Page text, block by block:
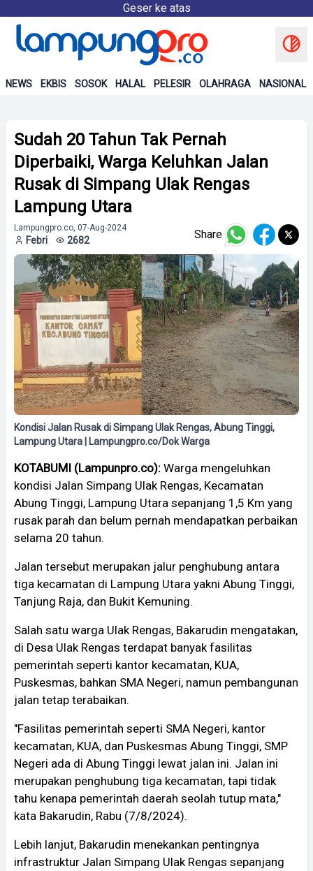
Geser ke atas
NEWS EKBIS SOSOK HALAL PELESIR OLAHRAGA NASIONAL
Sudah 20 Tahun Tak Pernah
Diperbaiki, Warga Keluhkan Jalan
Rusak di Simpang Ulak Rengas
Lampung Utara
Lampungpro.co, 07-Aug-2024
Febri 2682 Share
Kondisi Jalan Rusak di Simpang Ulak Rengas, Abung Tinggi,
Lampung Utara | Lampungpro.co/Dok Warga
KOTABUMI (Lampunpro.co): Warga mengeluhkan
kondisi Jalan Simpang Ulak Rengas, Kecamatan
Abung Tinggi, Lampung Utara sepanjang 1,5 Km yang
rusak parah dan belum pernah mendapatkan perbaikan
selama 20 tahun.
Jalan tersebut merupakan jalur penghubung antara
tiga kecamatan di Lampung Utara yakni Abung Tinggi,
Tanjung Raja, dan Bukit Kemuning.
Salah satu warga Ulak Rengas, Bakarudin mengatakan,
di Desa Ulak Rengas terdapat banyak fasilitas
pemerintah seperti kantor kecamatan, KUA,
Puskesmas, bahkan SMA Negeri, namun pembangunan
jalan tetap terabaikan.
"Fasilitas pemerintah seperti SMA Negeri, kantor
kecamatan, KUA, dan Puskesmas Abung Tinggi, SMP
Negeri ada di Abung Tinggi lewat jalan ini. Jalan ini
merupakan penghubung tiga kecamatan, tapi tidak
tahu kenapa pemerintah daerah seolah tutup mata,"
kata Bakarudin, Rabu (7/8/2024).
Lebih lanjut, Bakarudin menekankan pentingnya
infrastruktur Jalan Simpang Ulak Rengas sepanjang